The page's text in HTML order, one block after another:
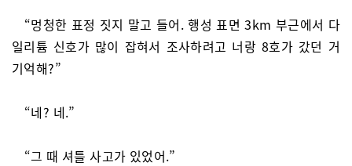
“멍청한 표정 짓지 말고 들어. 행성 표면 3km 부근에서 다
일리튬 신호가 많이 잡혀서 조사하려고 너랑 8호가 갔던 거
기억해?”
“네? 네.”
“그 때 셔틀 사고가 있었어.”